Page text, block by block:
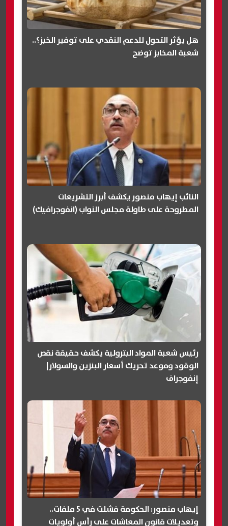
هل يؤثر التحول للدعم النقدي على توفير الخبز؟..
شعبة المخابز توضح
النائب إيهاب منصور يكشف أبرز التشريعات
المطروحة على طاولة مجلس النواب (انفوجرافيك)
رئيس شعبة المواد البترولية يكشف حقيقة نقص
الوقود وموعد تحريك أسعار البنزين والسولار|
إنفوجراف
إيهاب منصور: الحكومة فشلت في 5 ملفات..
وتعديلات قانون المعاشات على رأس أولويات